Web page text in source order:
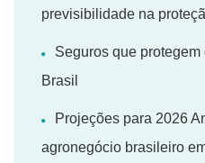
previsibilidade na
Seguros que
Brasil
Projeções para 2026
agronegócio brasileiro